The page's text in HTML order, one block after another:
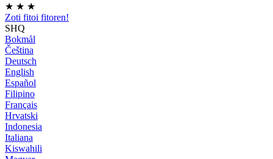
★ ★ ★
Zoti fitoi fitoren!
SHQ
Bokmål
Čeština
Deutsch
English
Español
Filipino
Français
Hrvatski
Indonesia
Italiana
Kiswahili